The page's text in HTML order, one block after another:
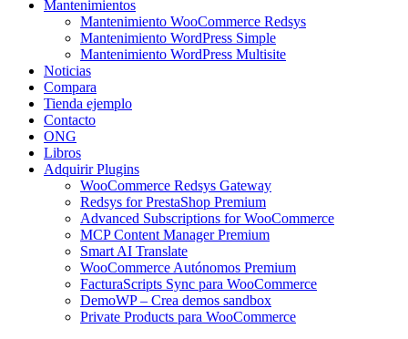
Mantenimientos
Mantenimiento WooCommerce Redsys
Mantenimiento WordPress Simple
Mantenimiento WordPress Multisite
Noticias
Compara
Tienda ejemplo
Contacto
ONG
Libros
Adquirir Plugins
WooCommerce Redsys Gateway
Redsys for PrestaShop Premium
Advanced Subscriptions for WooCommerce
MCP Content Manager Premium
Smart AI Translate
WooCommerce Autónomos Premium
FacturaScripts Sync para WooCommerce
DemoWP – Crea demos sandbox
Private Products para WooCommerce